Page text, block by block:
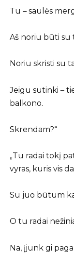
Tu – saulės
Aš noriu būti su
Noriu skristi su
Jeigu sutinki –
balkono.
Skrendam?“
„Tu radai tokį
vyras, kuris vis
Su juo būtum
O tu radai
Na, įjunk gi